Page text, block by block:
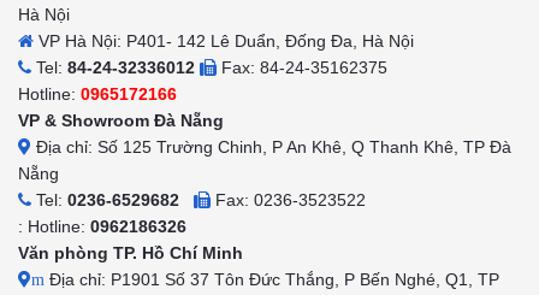
Hà Nội
VP Hà Nội: P401- 142 Lê Duẩn, Đống Đa, Hà Nội
Tel: 84-24-32336012
Fax: 84-24-35162375
Hotline: 0965172166
VP & Showroom Đà Nẵng
Địa chỉ: Số 125 Trường Chinh, P An Khê, Q Thanh Khê, TP Đà
Nẵng
Tel: 0236-6529682
Fax: 0236-3523522
: Hotline: 0962186326
Văn phòng TP. Hồ Chí Minh
m Địa chỉ: P1901 Số 37 Tôn Đức Thắng, P Bến Nghé, Q1, TP